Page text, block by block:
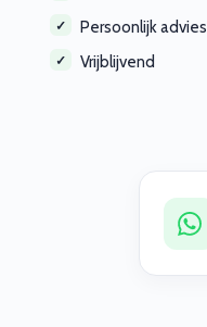
Persoonlijk advies
Vrijblijvend